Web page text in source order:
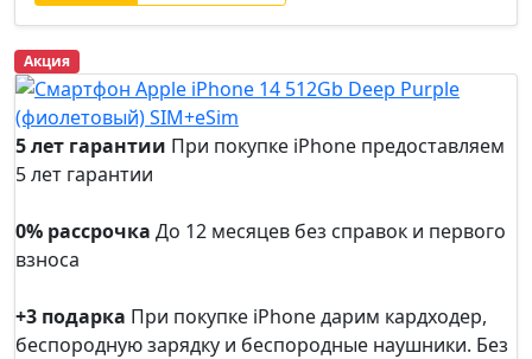
Акция
5 лет гарантии При покупке iPhone предоставляем
5 лет гарантии
0% рассрочка До 12 месяцев без справок и первого
взноса
+3 подарка При покупке iPhone дарим кардходер,
беспородную зарядку и беспородные наушники. Без